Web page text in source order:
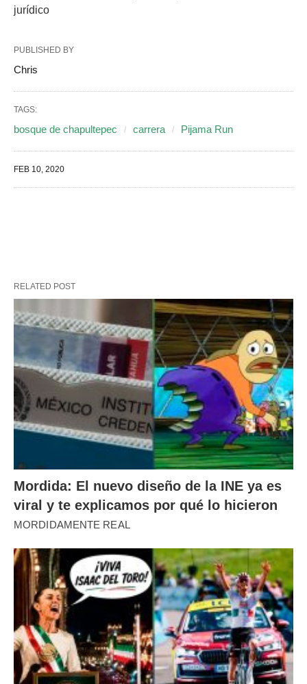
jurídico
PUBLISHED BY
Chris
TAGS:
bosque de chapultepec carrera Pijama Run
FEB 10, 2020
RELATED POST
Mordida: El nuevo diseño de la INE ya es
viral y te explicamos por qué lo hicieron
MORDIDAMENTE REAL